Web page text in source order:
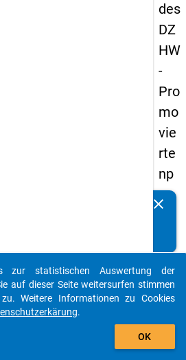
des
DZ
HW
-
Pro
mo
vie
rte
np
an
14
-
fün
clear
auto_stories
add_shopping_cart
zur statistischen Auswertung der
auf dieser Seite weitersurfen stimmen
Weitere Informationen zu Cookies
.
OK